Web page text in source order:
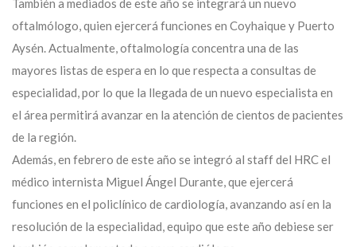
También a mediados de este año se integrará un nuevo
oftalmólogo, quien ejercerá funciones en Coyhaique y Puerto
Aysén. Actualmente, oftalmología concentra una de las
mayores listas de espera en lo que respecta a consultas de
especialidad, por lo que la llegada de un nuevo especialista en
el área permitirá avanzar en la atención de cientos de pacientes
de la región.
Además, en febrero de este año se integró al staff del HRC el
médico internista Miguel Ángel Durante, que ejercerá
funciones en el policlínico de cardiología, avanzando así en la
resolución de la especialidad, equipo que este año debiese ser